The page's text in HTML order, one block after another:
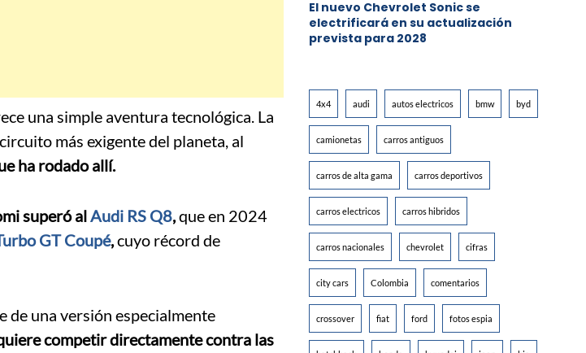
una simple aventura tecnológica. La
más exigente del planeta, al
ha rodado allí.
superó alAudi RS Q8,que en 2024
GT Coupé,cuyo récord de
de una versión especialmente
competir directamente contra las
El nuevo Chevrolet Sonic se
electrificará en su actualización
prevista para 2028
4x4 audi autos electricos bmw byd
camionetas carros antiguos
carros de alta gama carros deportivos
carros electricos carros hibridos
carros nacionales chevrolet cifras
city cars Colombia comentarios
crossover fiat ford fotos espia